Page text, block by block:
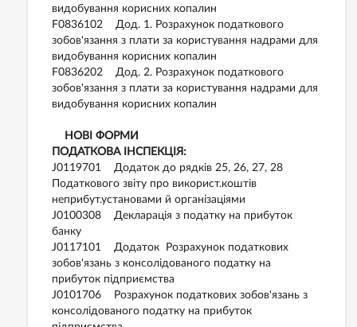
видобування корисних копалин
F0836102 Дод. 1. Розрахунок податкового
зобов'язання з плати за користування надрами для
видобування корисних копалин
F0836202 Дод. 2. Розрахунок податкового
зобов'язання з плати за користування надрами для
видобування корисних копалин
НОВІ ФОРМИ
ПОДАТКОВА ІНСПЕКЦІЯ:
J0119701 Додаток до рядків 25, 26, 27, 28
Податкового звіту про використ.коштів
неприбут.установами й організаціями
J0100308 Декларація з податку на прибуток
банку
J0117101 Додаток Розрахунок податкових
зобов'язань з консолідованого податку на
прибуток підприємства
J0101706 Розрахунок податкових зобов'язань з
консолідованого податку на прибуток